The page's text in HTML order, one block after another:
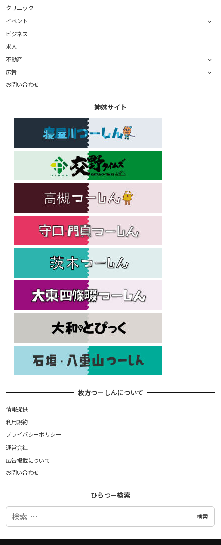
クリニック
イベント
ビジネス
求人
不動産
広告
お問い合わせ
姉妹サイト
枚方つーしんについて
情報提供
利用規約
プライバシーポリシー
運営会社
広告掲載について
お問い合わせ
ひらつー検索
検
検索